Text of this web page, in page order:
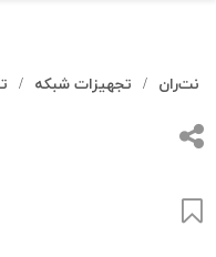
جستجوهای
شما
#کابل شبکه
بیشترین
جستجوهای
نت‌ران / تجهیزات شبکه /